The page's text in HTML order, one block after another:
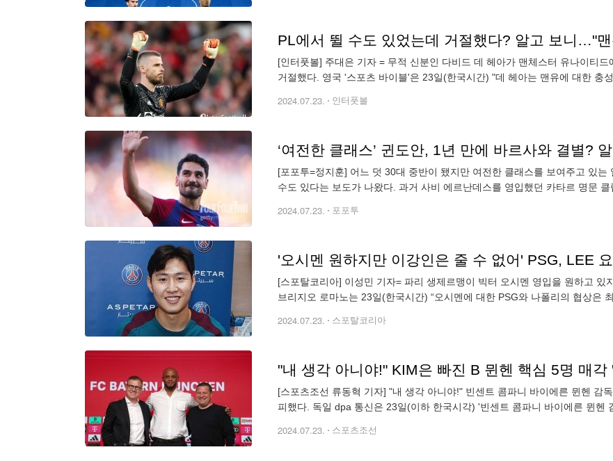
PL에서 뛸 수도 있었는데 거절했다? 알고 보니…"
[인터풋볼] 주대은 기자 = 무적 신분인 다비드 데 헤아가 맨체스터 유나이티
거절했다. 영국 '스포츠 바이블'은 23일(한국시간) "데 헤아는 맨유에 대한 충
2024.07.23. 인터풋볼
‘여전한 클래스’ 귄도안, 1년 만에 바르사와 결별?
[포포투=정지훈] 어느 덧 30대 중반이 됐지만 여전한 클래스를 보여주고 있
수도 있다는 보도가 나왔다. 과거 사비 에르난데스를 영입했던 카타르 명문
2024.07.23. 포포투
[스포탈코리아] 이성민 기자= 파리 생제르맹이 빅터 오시멘 영입을 원하고
브리지오 로마노는 23일(한국시간) “오시멘에 대한 PSG와 나폴리의 협상은
2024.07.23. 스포탈코리아
[스포츠조선 류동혁 기자] "내 생각 아니야!" 빈센트 콤파니 바이에른 뮌헨 감
피했다. 독일 dpa 통신은 23일(이하 한국시각) '빈센트 콤파니 바이에른 뮌헨
2024.07.23. 스포츠조선